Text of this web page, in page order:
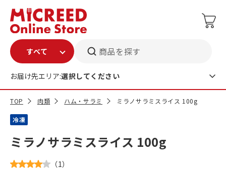
商品を探す
お届け先エリア:選択してください
TOP 肉類 ハム・サラミ ミラノサラミスライス 100g
冷凍
ミラノサラミスライス 100g
（1）